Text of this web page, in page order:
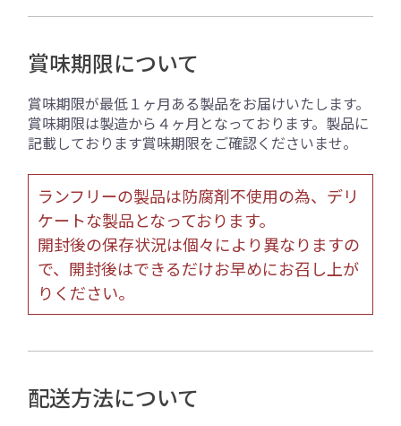
賞味期限について
賞味期限が最低１ヶ月ある製品をお届けいたします。
賞味期限は製造から４ヶ月となっております。製品に
記載しております賞味期限をご確認くださいませ。
ランフリーの製品は防腐剤不使用の為、デリ
ケートな製品となっております。
開封後の保存状況は個々により異なりますの
で、開封後はできるだけお早めにお召し上が
りください。
配送方法について